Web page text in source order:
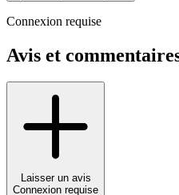
Connexion requise
Avis et
Laisser un avis
Connexion requise